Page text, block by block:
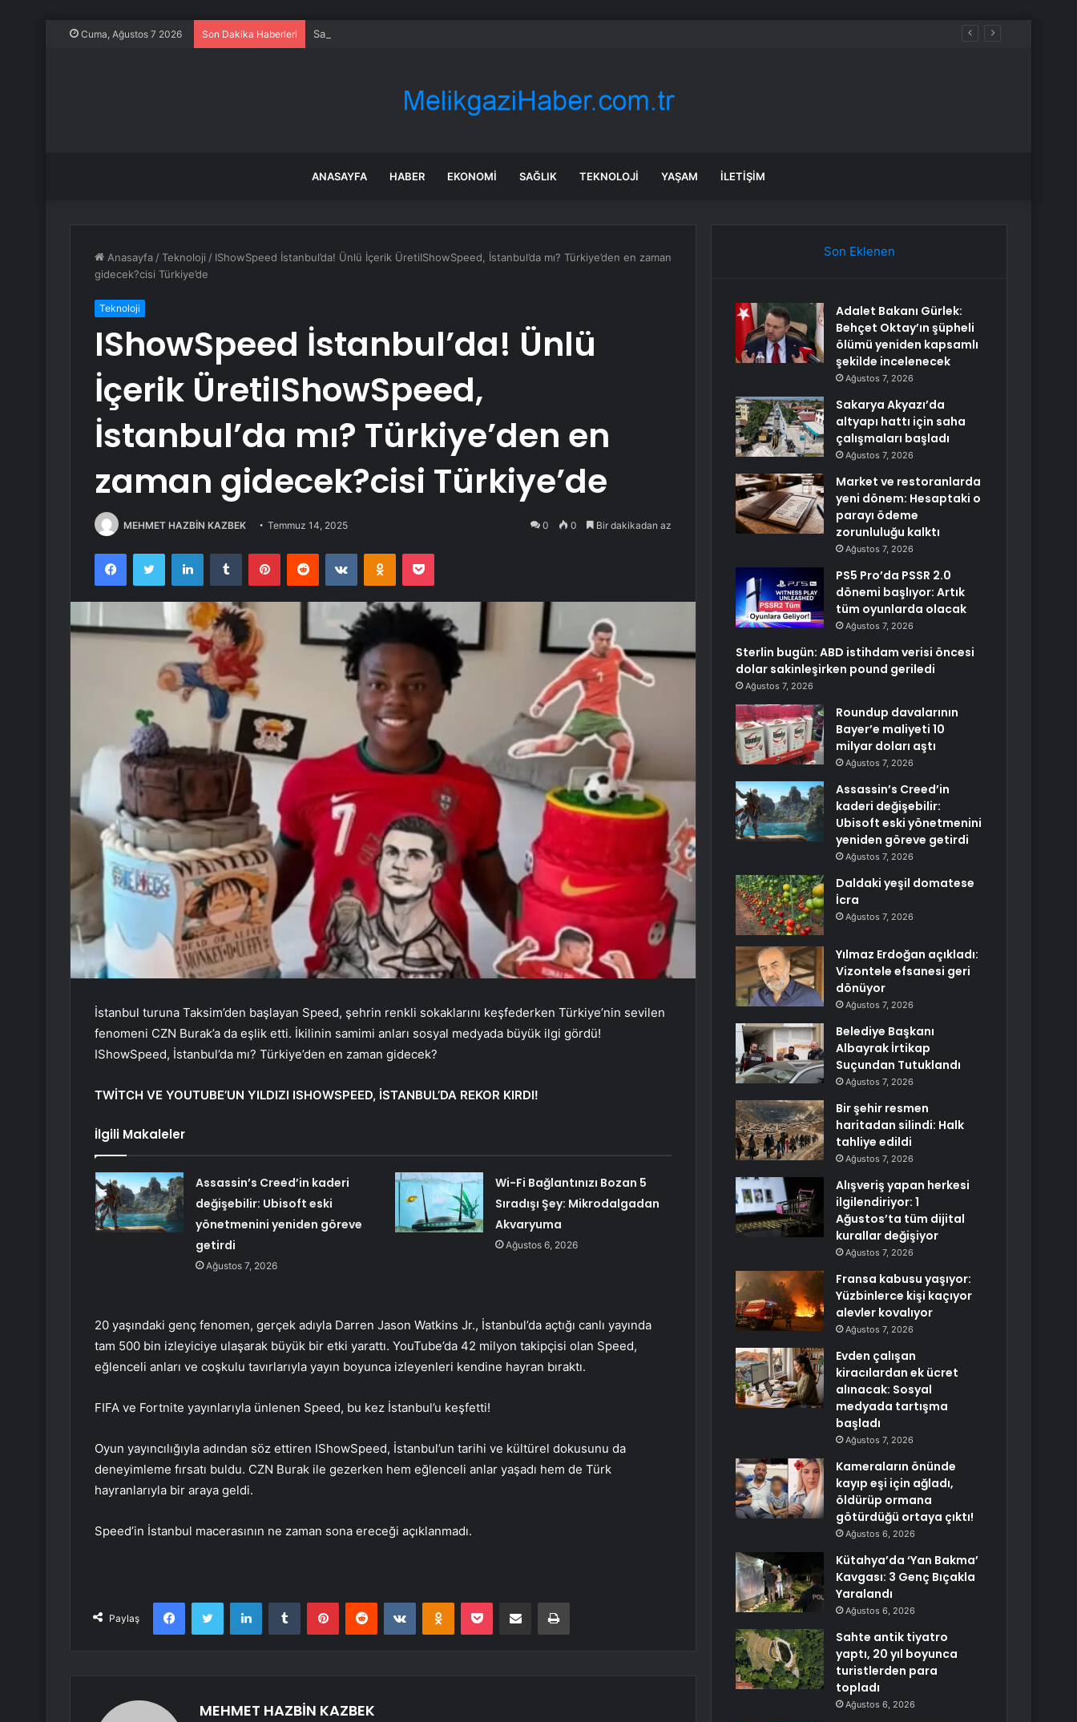
Cuma, Ağustos 7 2026 Son Dakika Haberleri Sakarya Akyazı’da altyapı hattı için saha çalışmaları başladı
ANASAYFA HABER EKONOMI SAĞLIK TEKNOLOJI YAŞAM İLETIŞIM
Anasayfa /Teknoloji / IShowSpeed İstanbul’da! Ünlü İçerik ÜretiIShowSpeed, İstanbul’da mı? Türkiye’den en zaman
gidecek?cisi Türkiye’de
Teknoloji
IShowSpeed İstanbul’da! Ünlü
İçerik ÜretiIShowSpeed,
İstanbul’da mı? Türkiye’den en
zaman gidecek?cisi Türkiye’de
MEHMET HAZBİN KAZBEK Temmuz 14, 2025 0 0 Bir dakikadan az
FacebookTwitter LinkedInTumblr PinterestReddit VKontakteOdnoklassniki
Pocket
İstanbul turuna Taksim’den başlayan Speed, şehrin renkli sokaklarını keşfederken Türkiye’nin sevilen
fenomeni CZN Burak’a da eşlik etti. İkilinin samimi anları sosyal medyada büyük ilgi gördü!
IShowSpeed, İstanbul’da mı? Türkiye’den en zaman gidecek?
TWİTCH VE YOUTUBE’UN YILDIZI ISHOWSPEED, İSTANBUL’DA REKOR KIRDI!
İlgili Makaleler
Assassin’s Creed’in kaderi
değişebilir: Ubisoft eski
yönetmenini yeniden göreve
getirdi
Ağustos 7, 2026
Wi-Fi Bağlantınızı Bozan 5
Sıradışı Şey: Mikrodalgadan
Akvaryuma
Ağustos 6, 2026
20 yaşındaki genç fenomen, gerçek adıyla Darren Jason Watkins Jr., İstanbul’da açtığı canlı yayında
tam 500 bin izleyiciye ulaşarak büyük bir etki yarattı. YouTube’da 42 milyon takipçisi olan Speed,
eğlenceli anları ve coşkulu tavırlarıyla yayın boyunca izleyenleri kendine hayran bıraktı.
FIFA ve Fortnite yayınlarıyla ünlenen Speed, bu kez İstanbul’u keşfetti!
Oyun yayıncılığıyla adından söz ettiren IShowSpeed, İstanbul’un tarihi ve kültürel dokusunu da
deneyimleme fırsatı buldu. CZN Burak ile gezerken hem eğlenceli anlar yaşadı hem de Türk
hayranlarıyla bir araya geldi.
Speed’in İstanbul macerasının ne zaman sona ereceği açıklanmadı.
Paylaş
FacebookTwitter LinkedInTumblr PinterestReddit VKontakteOdnoklassniki
Pocket E-Posta ile paylaş Yazdır
MEHMET HAZBİN KAZBEK
Son Eklenen
Adalet Bakanı Gürlek:
Behçet Oktay’ın şüpheli
ölümü yeniden kapsamlı
şekilde incelenecek
Ağustos 7, 2026
Sakarya Akyazı’da
altyapı hattı için saha
çalışmaları başladı
Ağustos 7, 2026
Market ve restoranlarda
yeni dönem: Hesaptaki o
parayı ödeme
zorunluluğu kalktı
Ağustos 7, 2026
PS5 Pro’da PSSR 2.0
dönemi başlıyor: Artık
tüm oyunlarda olacak
Ağustos 7, 2026
Sterlin bugün: ABD istihdam verisi öncesi
dolar sakinleşirken pound geriledi
Ağustos 7, 2026
Roundup davalarının
Bayer’e maliyeti 10
milyar doları aştı
Ağustos 7, 2026
Assassin’s Creed’in
kaderi değişebilir:
Ubisoft eski yönetmenini
yeniden göreve getirdi
Ağustos 7, 2026
Daldaki yeşil domatese
İcra
Ağustos 7, 2026
Yılmaz Erdoğan açıkladı:
Vizontele efsanesi geri
dönüyor
Ağustos 7, 2026
Belediye Başkanı
Albayrak İrtikap
Suçundan Tutuklandı
Ağustos 7, 2026
Bir şehir resmen
haritadan silindi: Halk
tahliye edildi
Ağustos 7, 2026
Alışveriş yapan herkesi
ilgilendiriyor: 1
Ağustos’ta tüm dijital
kurallar değişiyor
Ağustos 7, 2026
Fransa kabusu yaşıyor:
Yüzbinlerce kişi kaçıyor
alevler kovalıyor
Ağustos 7, 2026
Evden çalışan
kiracılardan ek ücret
alınacak: Sosyal
medyada tartışma
başladı
Ağustos 7, 2026
Kameraların önünde
kayıp eşi için ağladı,
öldürüp ormana
götürdüğü ortaya çıktı!
Ağustos 6, 2026
Kütahya’da ‘Yan Bakma’
Kavgası: 3 Genç Bıçakla
Yaralandı
Ağustos 6, 2026
Sahte antik tiyatro
yaptı, 20 yıl boyunca
turistlerden para
topladı
Ağustos 6, 2026